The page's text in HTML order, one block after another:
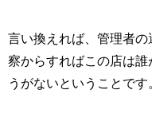
言い換えれば、管理者
察からすればこの店は
うがないということです